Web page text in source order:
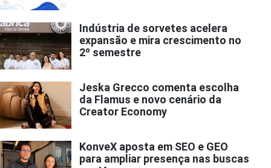
Indústria de sorvetes acelera
expansão e mira crescimento no
2º semestre
Jeska Grecco comenta escolha
da Flamus e novo cenário da
Creator Economy
KonveX aposta em SEO e GEO
para ampliar presença nas buscas